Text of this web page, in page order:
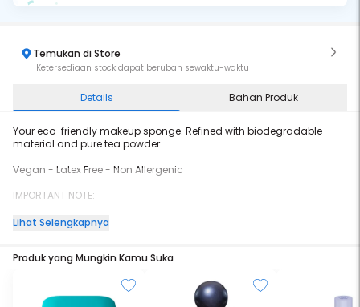
Temukan di Store
Ketersediaan stock dapat berubah sewaktu-waktu
Details Bahan Produk
Your eco-friendly makeup sponge. Refined with biodegradable
material and pure tea powder.
Vegan - Latex Free - Non Allergenic
IMPORTANT NOTE:
Make sure the sponge is dry if you want to place it inside closed
tertutup*
Lihat Selengkapnya
Produk yang Mungkin Kamu Suka